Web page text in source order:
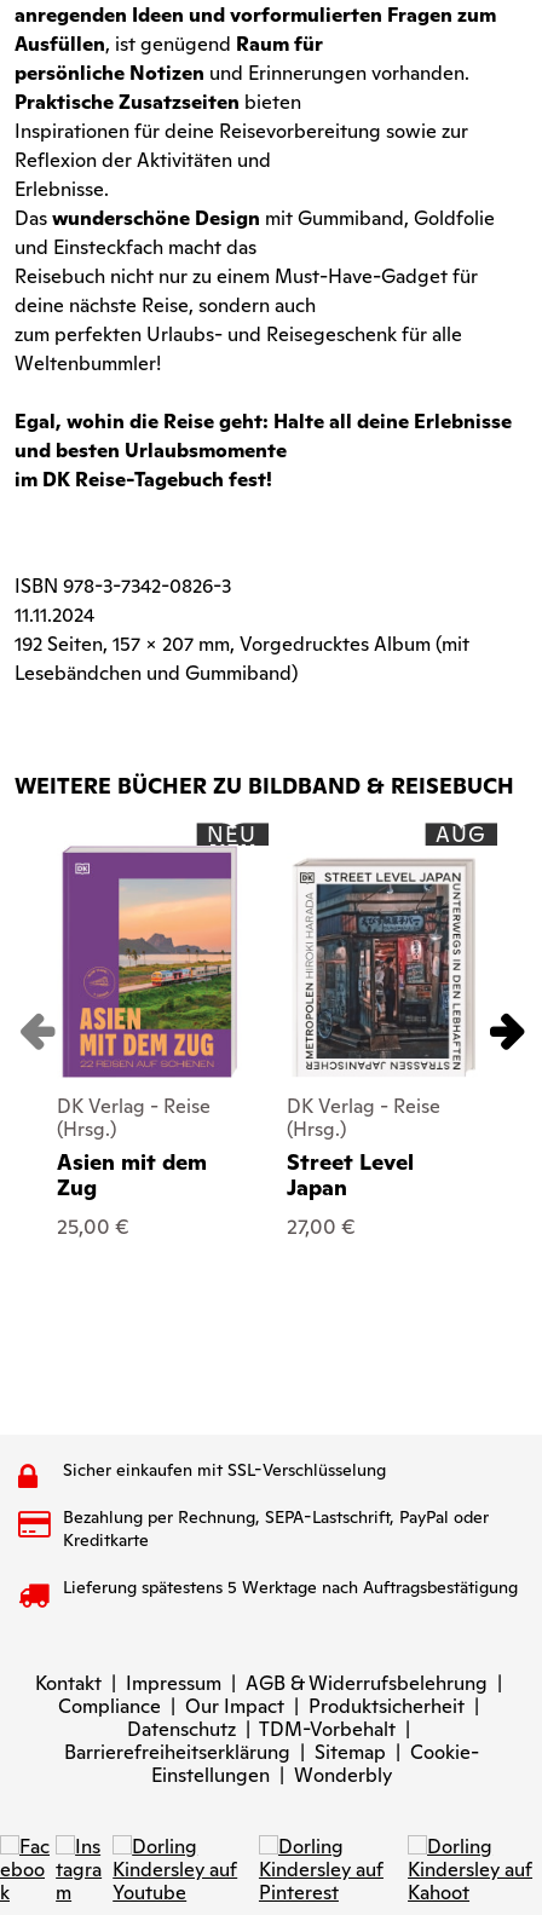
anregenden Ideen und vorformulierten Fragen zum
Ausfüllen, ist genügend Raum für
persönliche Notizen und Erinnerungen vorhanden.
Praktische Zusatzseiten bieten
Inspirationen für deine Reisevorbereitung sowie zur
Reflexion der Aktivitäten und
Erlebnisse.
Daswunderschöne Design mit Gummiband, Goldfolie
und Einsteckfach macht das
Reisebuch nicht nur zu einem Must-Have-Gadget für
deine nächste Reise, sondern auch
zum perfekten Urlaubs- und Reisegeschenk für alle
Weltenbummler!
Egal, wohin die Reise geht: Halte all deine Erlebnisse
und besten Urlaubsmomente
im DK Reise-Tagebuch fest!
ISBN 978-3-7342-0826-3
11.11.2024
192 Seiten, 157 x 207 mm, Vorgedrucktes Album (mit
Lesebändchen und Gummiband)
WEITERE BÜCHER ZU BILDBAND & REISEBUCH
NEU
DK Verlag - Reise
(Hrsg.)
Asien mit dem
Zug
25,00 €
AUG
DK Verlag - Reise
(Hrsg.)
Street Level
Japan
27,00 €
Sicher einkaufen mit SSL-Verschlüsselung
Bezahlung per Rechnung, SEPA-Lastschrift, PayPal oder
Kreditkarte
Lieferung spätestens 5 Werktage nach Auftragsbestätigung
Kontakt | Impressum | AGB & Widerrufsbelehrung |
Compliance | Our Impact | Produktsicherheit |
Datenschutz | TDM-Vorbehalt |
Barrierefreiheitserklärung | Sitemap | Cookie-
Einstellungen| Wonderbly